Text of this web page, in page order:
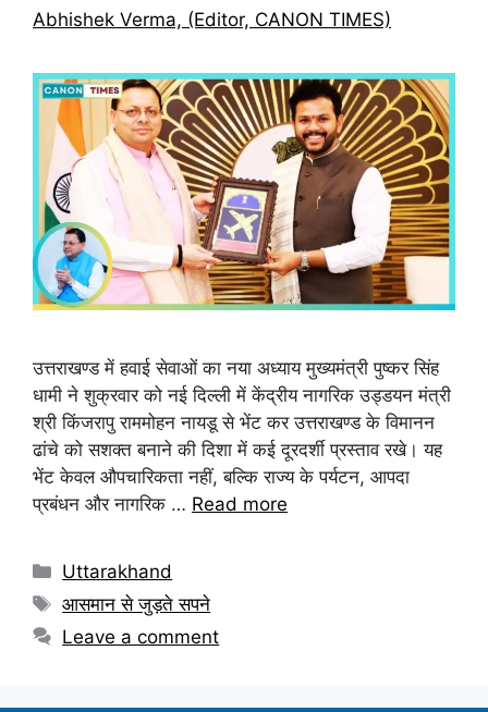
Abhishek Verma, (Editor, CANON TIMES)
उत्तराखण्ड में हवाई सेवाओं का नया अध्याय मुख्यमंत्री पुष्कर सिंह
धामी ने शुक्रवार को नई दिल्ली में केंद्रीय नागरिक उड्डयन मंत्री
श्री किंजरापु राममोहन नायडू से भेंट कर उत्तराखण्ड के विमानन
ढांचे को सशक्त बनाने की दिशा में कई दूरदर्शी प्रस्ताव रखे। यह
भेंट केवल औपचारिकता नहीं, बल्कि राज्य के पर्यटन, आपदा
प्रबंधन और नागरिक … Read more
Uttarakhand
आसमान से जुड़ते सपने
Leave a comment